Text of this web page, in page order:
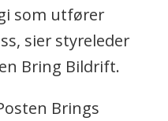
som utfører
sier styreleder
Bring Bildrift.
Brings